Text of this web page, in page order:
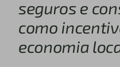
seguros e
como
economia